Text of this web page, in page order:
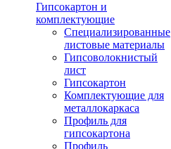
Гипсокартон и
комплектующие
Специализированные
листовые материалы
Гипсоволокнистый
лист
Гипсокартон
Комплектующие для
металлокаркаса
Профиль для
гипсокартона
Профиль